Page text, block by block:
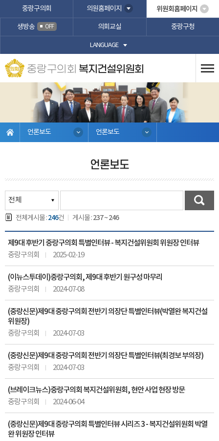
본문바로가기
중랑구의회 의원홈페이지 위원회홈페이지
생방송 OFF 의회교실 중랑구청
LANGUAGE
중랑구의회 복지건설위원회
언론보도 언론보도
언론보도
전체게시물 :246건 게시물 :237 ~ 246
제9대 후반기 중랑구의회 특별인터뷰 - 복지건설위원회 위원장 인터뷰
중랑구의회 2025-02-19
(이뉴스투데이)중랑구의회, 제9대 후반기 원구성 마무리
중랑구의회 2024-07-08
(중랑신문)제9대 중랑구의회 전반기 의장단 특별인터뷰(박열완 복지건설
위원장)
중랑구의회 2024-07-03
(중랑신문)제9대 중랑구의회 전반기 의장단 특별인터뷰(최경보 부의장)
중랑구의회 2024-07-03
(브레이크뉴스)중랑구의회 복지건설위원회, 현안 사업 현장 방문
중랑구의회 2024-06-04
(중랑신문)제9대 중랑구의회 특별인터뷰 시리즈 3 - 복지건설위원회 박열
완 위원장 인터뷰